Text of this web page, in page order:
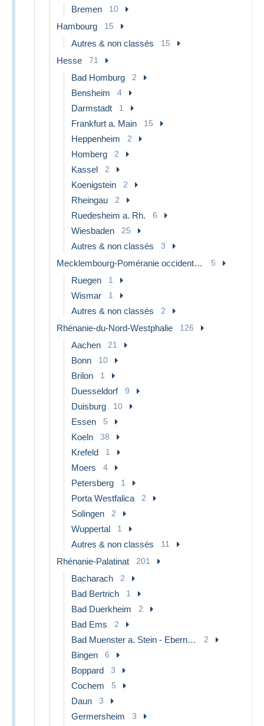
Bremen 10
Hambourg 15
Autres & non classés 15
Hesse 71
Bad Homburg 2
Bensheim 4
Darmstadt 1
Frankfurt a. Main 15
Heppenheim 2
Homberg 2
Kassel 2
Koenigstein 2
Rheingau 2
Ruedesheim a. Rh. 6
Wiesbaden 25
Autres & non classés 3
Mecklembourg-Poméranie occidentale 5
Ruegen 1
Wismar 1
Autres & non classés 2
Rhénanie-du-Nord-Westphalie 126
Aachen 21
Bonn 10
Brilon 1
Duesseldorf 9
Duisburg 10
Essen 5
Koeln 38
Krefeld 1
Moers 4
Petersberg 1
Porta Westfalica 2
Solingen 2
Wuppertal 1
Autres & non classés 11
Rhénanie-Palatinat 201
Bacharach 2
Bad Bertrich 1
Bad Duerkheim 2
Bad Ems 2
Bad Muenster a. Stein - Ebernburg 2
Bingen 6
Boppard 3
Cochem 5
Daun 3
Germersheim 3